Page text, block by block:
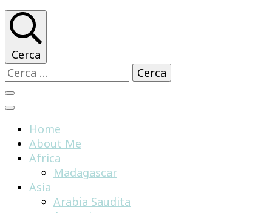
Cerca
Ricerca
per:
Home
About Me
Africa
Madagascar
Asia
Arabia Saudita